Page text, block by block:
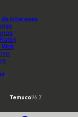
intereses
Temuco96.7